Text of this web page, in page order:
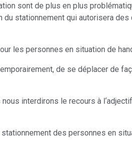
sont de plus en plus
stationnement qui autorisera
les personnes en situation de
de se déplacer de
interdirons le recours à
des personnes en